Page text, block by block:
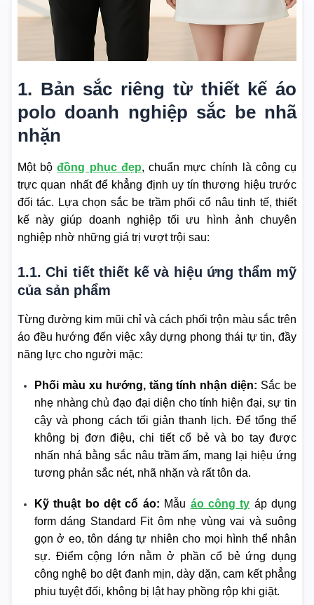
1. Bản sắc riêng từ thiết kế áo
polo doanh nghiệp sắc be nhã
nhặn
Một bộđồng phục đẹp, chuẩn mực chính là công cụ
trực quan nhất để khẳng định uy tín thương hiệu trước
đối tác. Lựa chọn sắc be trầm phối cổ nâu tinh tế, thiết
kế này giúp doanh nghiệp tối ưu hình ảnh chuyên
nghiệp nhờ những giá trị vượt trội sau:
1.1. Chi tiết thiết kế và hiệu ứng thẩm mỹ
của sản phẩm
Từng đường kim mũi chỉ và cách phối trộn màu sắc trên
áo đều hướng đến việc xây dựng phong thái tự tin, đầy
năng lực cho người mặc:
Phối màu xu hướng, tăng tính nhận diện: Sắc be
nhẹ nhàng chủ đạo đại diện cho tính hiện đại, sự tin
cậy và phong cách tối giản thanh lịch. Để tổng thể
không bị đơn điệu, chi tiết cổ bẻ và bo tay được
nhấn nhá bằng sắc nâu trầm ấm, mang lại hiệu ứng
tương phản sắc nét, nhã nhặn và rất tôn da.
Kỹ thuật bo dệt cổ áo: Mẫu áo công ty áp dụng
form dáng Standard Fit ôm nhẹ vùng vai và suông
gọn ở eo, tôn dáng tự nhiên cho mọi hình thể nhân
sự. Điểm cộng lớn nằm ở phần cổ bẻ ứng dụng
công nghệ bo dệt đanh mịn, dày dặn, cam kết phẳng
phiu tuyệt đối, không bị lật hay phồng rộp khi giặt.